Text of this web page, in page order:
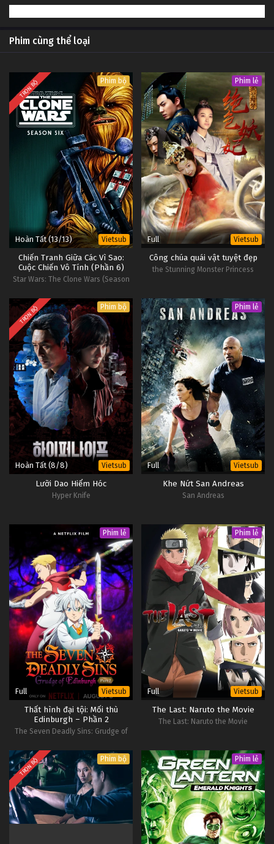
Phim cùng thể loại
TRỌN BỘ Phim bộ
Hoàn Tất (13/13) Vietsub
Chiến Tranh Giữa Các Vì Sao:
Cuộc Chiến Vô Tính (Phần 6)
Star Wars: The Clone Wars (Season
Phim lẻ
Full Vietsub
Công chúa quái vật tuyệt đẹp
the Stunning Monster Princess
TRỌN BỘ Phim bộ
Hoàn Tất (8/8) Vietsub
Lưỡi Dao Hiểm Hóc
Hyper Knife
Phim lẻ
Full Vietsub
Khe Nứt San Andreas
San Andreas
Phim lẻ
Full Vietsub
Thất hình đại tội: Mối thù
Edinburgh – Phần 2
The Seven Deadly Sins: Grudge of
Phim lẻ
Full Vietsub
The Last: Naruto the Movie
The Last: Naruto the Movie
TRỌN BỘ Phim bộ Phim lẻ